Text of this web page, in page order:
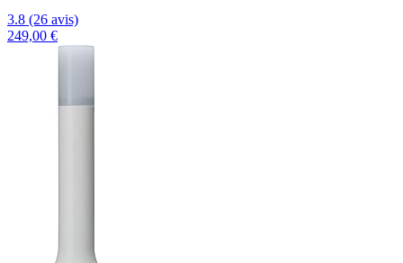
3.8 (26 avis)
249,00 €